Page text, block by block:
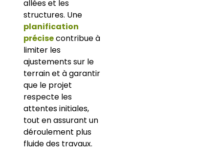
allées et les
structures. Une
planification
précisecontribue à
limiter les
ajustements sur le
terrain et à garantir
que le projet
respecte les
attentes initiales,
tout en assurant un
déroulement plus
fluide des travaux.